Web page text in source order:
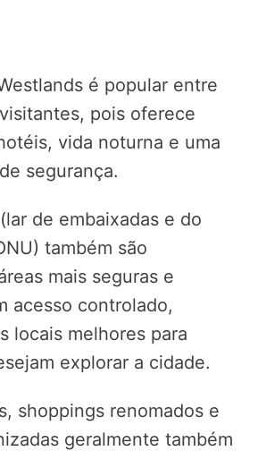
é popular entre
pois oferece
vida noturna e uma
segurança.
de embaixadas e do
também são
mais seguras e
acesso controlado,
locais melhores para
explorar a cidade.
shoppings renomados e
geralmente também